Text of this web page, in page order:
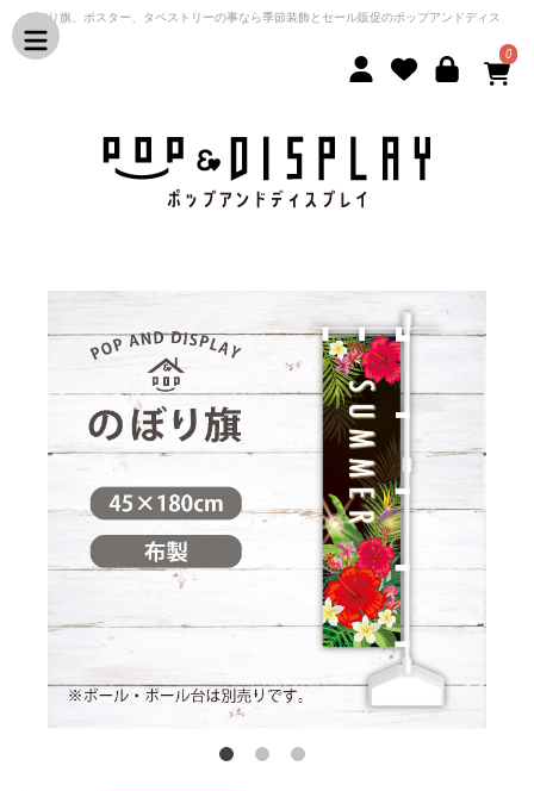
のぼり旗、ポスター、タペストリーの事なら季節装飾とセール販促のポップアンドディス
プレイ
0